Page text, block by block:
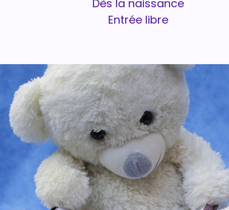
Dès la naissance
Entrée libre